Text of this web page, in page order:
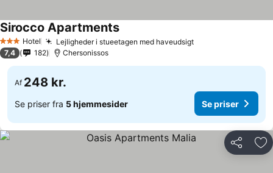
3 StjernerHotel Lejligheder i stueetagen med haveudsigt
Sirocco Apartments
7,4 182 Chersonissos
Af 248 kr.
Se priser fra 5 hjemmesider Se priser
Del